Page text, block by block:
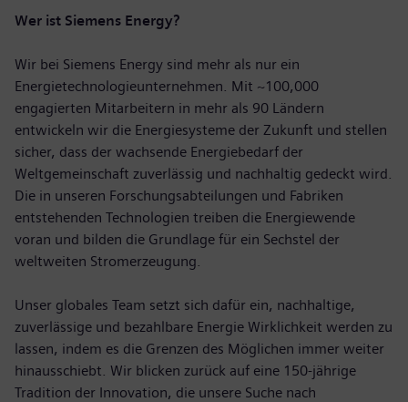
Wer ist Siemens Energy?
Wir bei Siemens Energy sind mehr als nur ein
Energietechnologieunternehmen. Mit ~100,000
engagierten Mitarbeitern in mehr als 90 Ländern
entwickeln wir die Energiesysteme der Zukunft und stellen
sicher, dass der wachsende Energiebedarf der
Weltgemeinschaft zuverlässig und nachhaltig gedeckt wird.
Die in unseren Forschungsabteilungen und Fabriken
entstehenden Technologien treiben die Energiewende
voran und bilden die Grundlage für ein Sechstel der
weltweiten Stromerzeugung.
Unser globales Team setzt sich dafür ein, nachhaltige,
zuverlässige und bezahlbare Energie Wirklichkeit werden zu
lassen, indem es die Grenzen des Möglichen immer weiter
hinausschiebt. Wir blicken zurück auf eine 150-jährige
Tradition der Innovation, die unsere Suche nach